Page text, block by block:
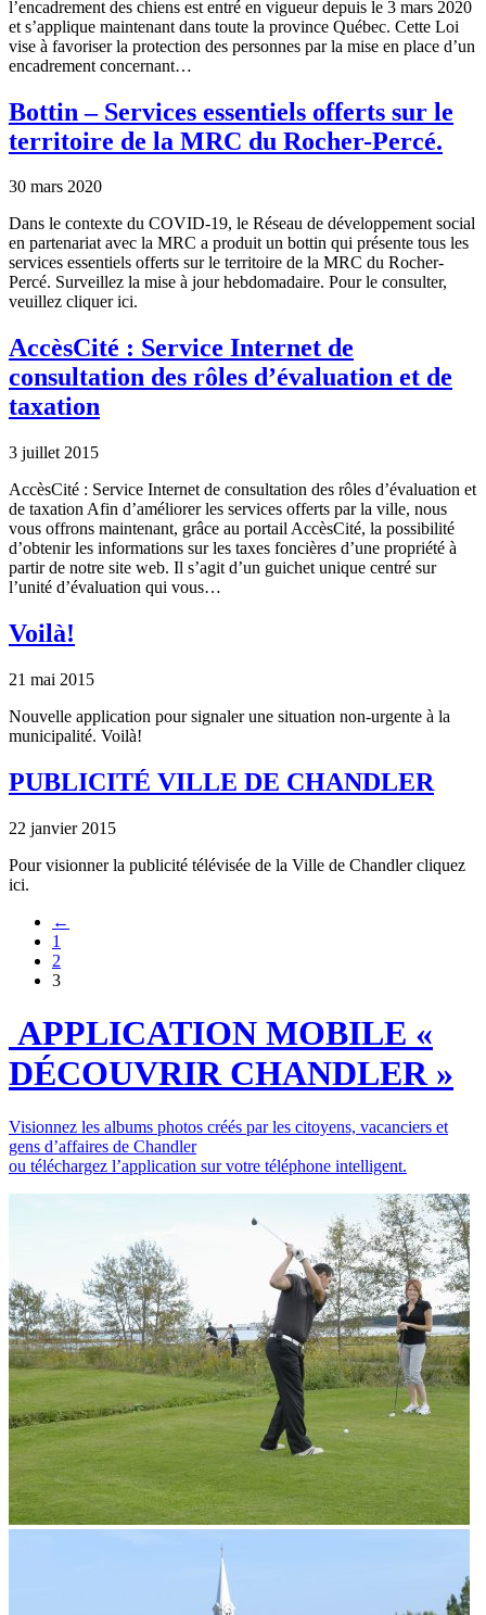
l’encadrement des chiens est entré en vigueur depuis le 3 mars 2020
et s’applique maintenant dans toute la province Québec. Cette Loi
vise à favoriser la protection des personnes par la mise en place d’un
encadrement concernant…
Bottin – Services essentiels offerts sur le
territoire de la MRC du Rocher-Percé.
30 mars 2020
Dans le contexte du COVID-19, le Réseau de développement social
en partenariat avec la MRC a produit un bottin qui présente tous les
services essentiels offerts sur le territoire de la MRC du Rocher-
Percé. Surveillez la mise à jour hebdomadaire. Pour le consulter,
veuillez cliquer ici.
AccèsCité : Service Internet de
consultation des rôles d’évaluation et de
taxation
3 juillet 2015
AccèsCité : Service Internet de consultation des rôles d’évaluation et
de taxation Afin d’améliorer les services offerts par la ville, nous
vous offrons maintenant, grâce au portail AccèsCité, la possibilité
d’obtenir les informations sur les taxes foncières d’une propriété à
partir de notre site web. Il s’agit d’un guichet unique centré sur
l’unité d’évaluation qui vous…
Voilà!
21 mai 2015
Nouvelle application pour signaler une situation non-urgente à la
municipalité. Voilà!
PUBLICITÉ VILLE DE CHANDLER
22 janvier 2015
Pour visionner la publicité télévisée de la Ville de Chandler cliquez
ici.
←
1
2
3
APPLICATION MOBILE «
DÉCOUVRIR CHANDLER »
Visionnez les albums photos créés par les citoyens, vacanciers et
gens d’affaires de Chandler
ou téléchargez l’application sur votre téléphone intelligent.